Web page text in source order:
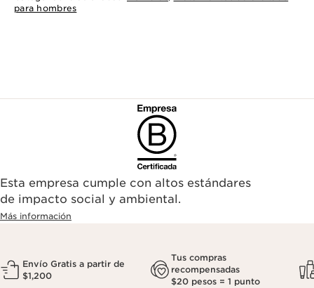
para hombres
Esta empresa cumple con altos estándares
de impacto social y ambiental.
Más información
Envío Gratis a partir de
$1,200
Tus compras
recompensadas
$20 pesos = 1 punto